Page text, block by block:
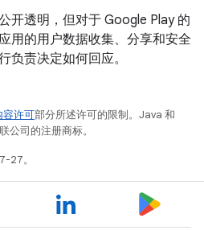
开透明，但对于 Google Play 的
用的用户数据收集、分享和安全
负责决定如何回应。
容许可部分所述许可的限制。Java 和
公司的注册商标。
27。